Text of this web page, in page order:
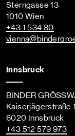
Sterngasse 13
1010 Wien
+43 1 534 80
vienna
Innsbruck
BINDER
Kaiserjägerstraße 1
6020 Innsbruck
+43 512 579 973